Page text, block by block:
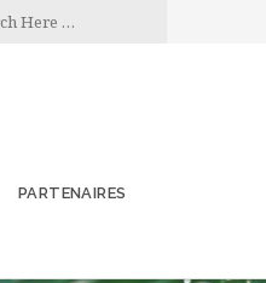
PARTENAIRES